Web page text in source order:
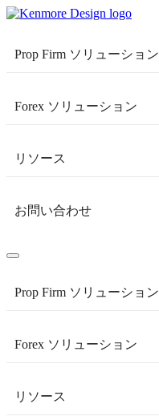
Prop Firm ソリューション
Forex ソリューション
リソース
お問い合わせ
Prop Firm ソリューション
Forex ソリューション
リソース